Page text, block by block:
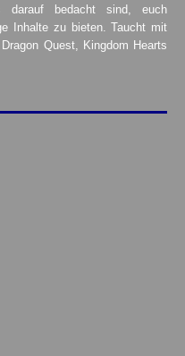
darauf bedacht sind, euch
Inhalte zu bieten. Taucht mit
Quest, Kingdom Hearts